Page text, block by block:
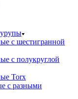
с шестигранной
с полукруглой
Torx
с разными